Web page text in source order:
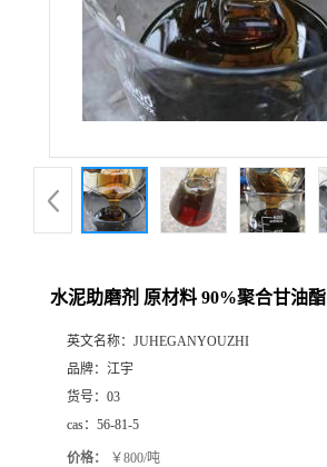
水泥助磨剂 原材料 90%聚合甘油酯
英文名称： JUHEGANYOUZHI
品牌： 江宇
货号： 03
cas： 56-81-5
价格： ￥800/吨